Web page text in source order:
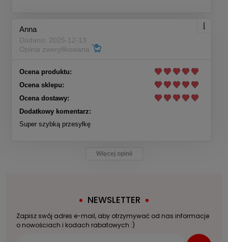
Anna
Dodano: 2025-12-13
Opinia zweryfikowana
Ocena produktu:
Ocena sklepu:
Ocena dostawy:
Dodatkowy komentarz:
Super szybką przesyłkę
Więcej opinii
NEWSLETTER
Zapisz swój adres e-mail, aby otrzymywać od nas informacje
o nowościach i kodach rabatowych :)